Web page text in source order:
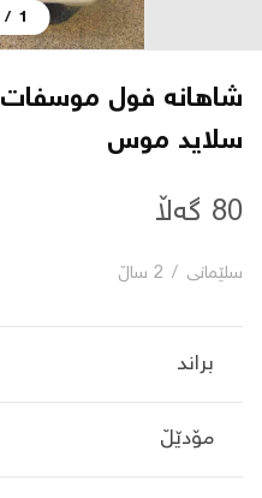
بڵاگ
شۆپەکان
1
/
سلايد موس
80 گەڵا
سلێمانی / 2 ساڵ
براند
مۆدێڵ